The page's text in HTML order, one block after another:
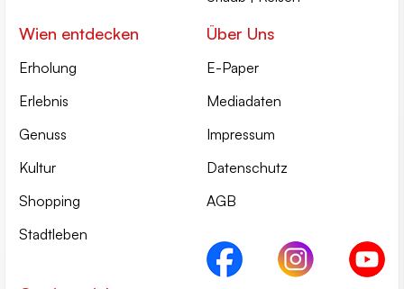
Wien entdecken
Erholung
Erlebnis
Genuss
Kultur
Shopping
Stadtleben
Über Uns
E-Paper
Mediadaten
Impressum
Datenschutz
AGB